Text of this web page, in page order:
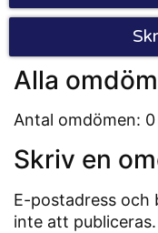
Alla
Antal omdömen: 0
Skriv en
E-postadress och
inte att